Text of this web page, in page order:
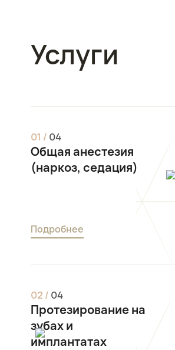
Услуги
01 / 04
Общая анестезия
(наркоз, седация)
Подробнее
02 / 04
Протезирование на
зубах и
имплантатах